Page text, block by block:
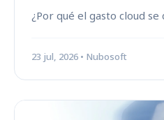
¿Por qué el gasto cloud
23 jul, 2026 • Nubosoft